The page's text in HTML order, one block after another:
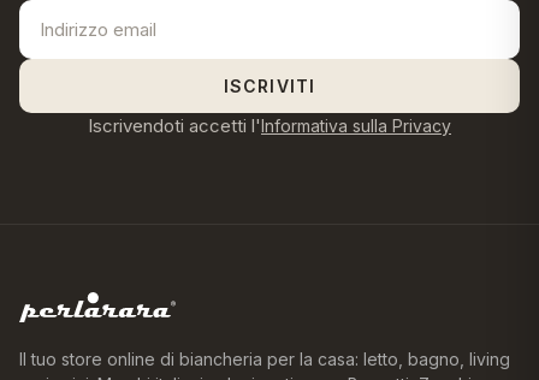
ISCRIVITI
Iscrivendoti accetti l'Informativa sulla Privacy
Il tuo store online di biancheria per la casa: letto, bagno, living